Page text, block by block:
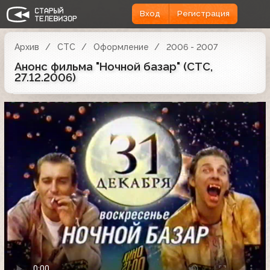
Вход Регистрация
Архив СТС Оформление 2006 - 2007
Анонс фильма "Ночной базар" (СТС,
27.12.2006)